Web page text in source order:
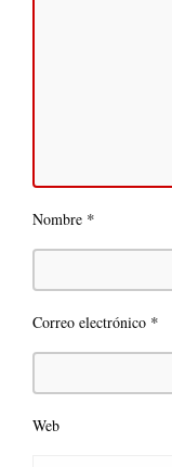
Nombre *
Correo electrónico *
Web